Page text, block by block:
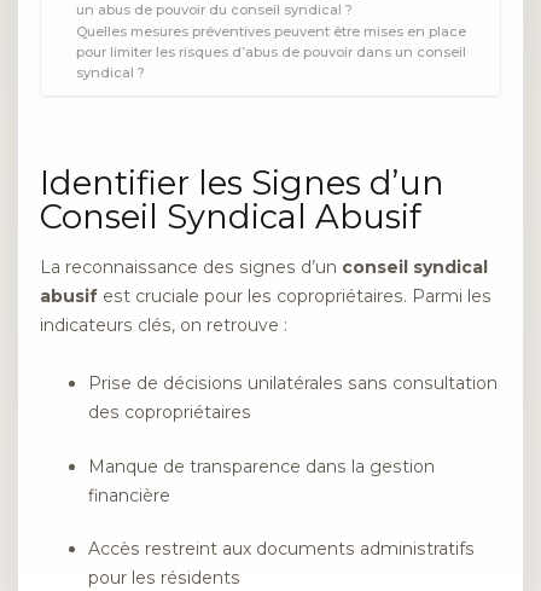
un abus de pouvoir du conseil syndical ?
Quelles mesures préventives peuvent être mises en place
pour limiter les risques d’abus de pouvoir dans un conseil
syndical ?
Identifier les Signes d’un
Conseil Syndical Abusif
La reconnaissance des signes d’un conseil syndical
abusif est cruciale pour les copropriétaires. Parmi les
indicateurs clés, on retrouve :
Prise de décisions unilatérales sans consultation
des copropriétaires
Manque de transparence dans la gestion
financière
Accès restreint aux documents administratifs
pour les résidents